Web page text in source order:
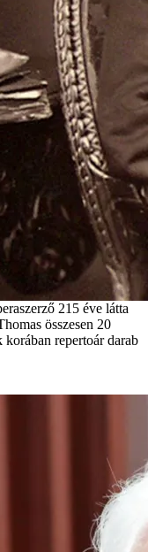
215 éve látta
összesen 20
repertoár darab